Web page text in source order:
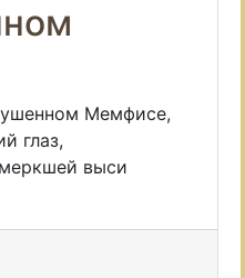
Мемфисе,
глаз,
выси